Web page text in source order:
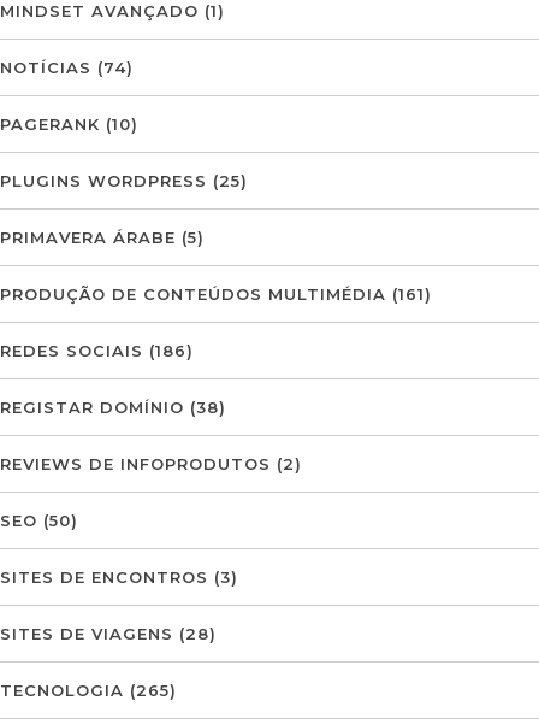
MINDSET AVANÇADO (1)
NOTÍCIAS (74)
PAGERANK (10)
PLUGINS WORDPRESS (25)
PRIMAVERA ÁRABE (5)
PRODUÇÃO DE CONTEÚDOS MULTIMÉDIA (161)
REDES SOCIAIS (186)
REGISTAR DOMÍNIO (38)
REVIEWS DE INFOPRODUTOS (2)
SEO (50)
SITES DE ENCONTROS (3)
SITES DE VIAGENS (28)
TECNOLOGIA (265)